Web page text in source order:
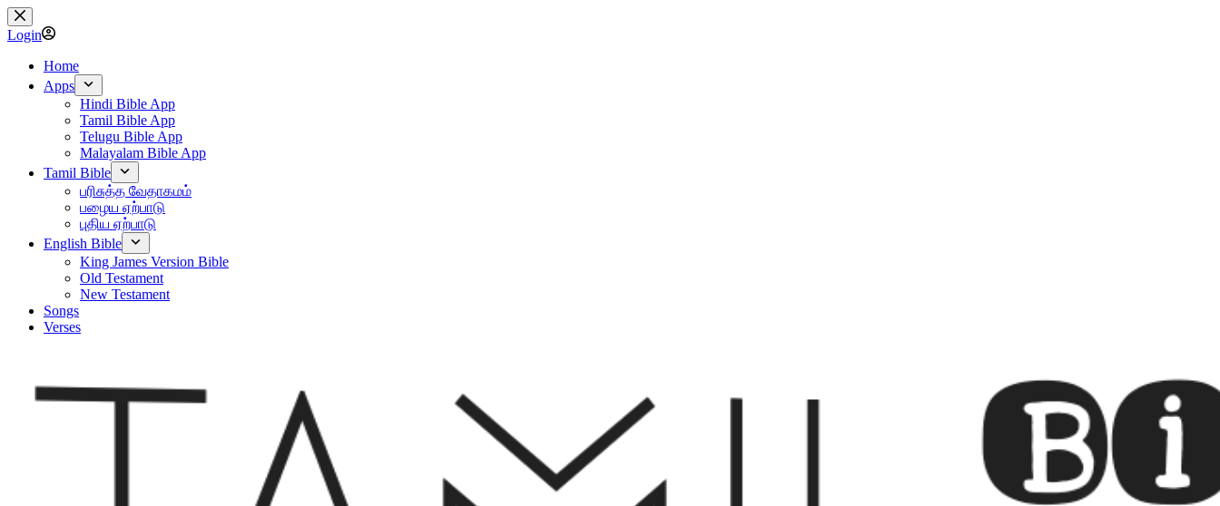
Skip
to
content
Login
Home
Apps
Hindi Bible App
Tamil Bible App
Telugu Bible App
Malayalam Bible App
Tamil Bible
பரிசுத்த வேதாகமம்
பழைய ஏற்பாடு
புதிய ஏற்பாடு
English Bible
King James Version Bible
Old Testament
New Testament
Songs
Verses